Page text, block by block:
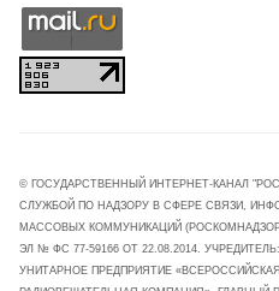
© ГОСУДАРСТВЕННЫЙ ИНТЕРНЕТ-КАНАЛ
СЛУЖБОЙ ПО НАДЗОРУ В СФЕРЕ СВЯЗИ,
МАССОВЫХ КОММУНИКАЦИЙ
ЭЛ № ФС 77-59166 ОТ 22.08.2014.
УНИТАРНОЕ ПРЕДПРИЯТИЕ